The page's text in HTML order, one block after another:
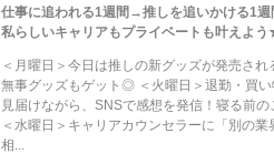
仕事に追われる1週間→推しを追いかける1週
私らしいキャリアもプライベートも叶えよ
＜月曜日＞今日は推しの新グッズが発売され
無事グッズもゲット◎ ＜火曜日＞退勤・買
見届けながら、SNSで感想を発信！寝る前
＜水曜日＞キャリアカウンセラーに「別の
相...